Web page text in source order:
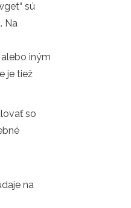
sú
Na
iným
je tiež
so
na